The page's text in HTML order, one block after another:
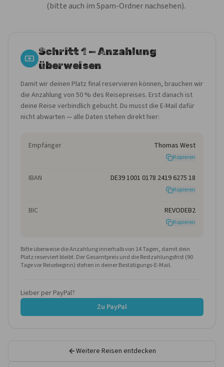
(bitte auch im Spam-Ordner nachsehen).
Schritt 1 — Anzahlung
überweisen
Damit wir deinen Platz final reservieren können, brauchen wir
die Anzahlung von 50 % des Reisepreises. Erst danach ist
deine Reise verbindlich gebucht. Du musst die E-Mail dafür
nicht abwarten — alle Daten stehen direkt hier:
Empfänger Thomas West
Kopieren
IBAN DE39 1001 0178 2419 6275 18
Kopieren
BIC REVODEB2
Kopieren
Bitte überweise die Anzahlung innerhalb von 14 Tagen, damit dein
Platz reserviert bleibt. Der Gesamtpreis und die Restzahlungsfrist (90
Tage vor Reisebeginn) stehen in deiner Bestätigungs-E-Mail.
Lieber per PayPal?
Zu PayPal
Weitere Reisen entdecken